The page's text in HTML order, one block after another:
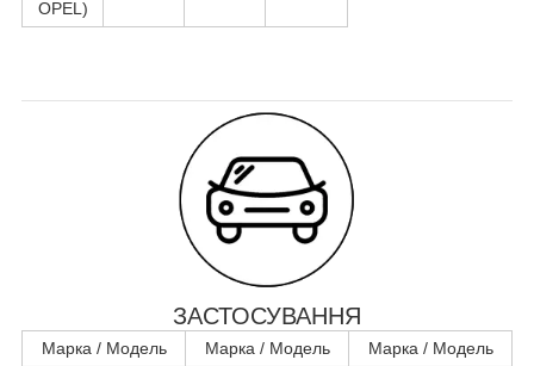
OPEL)
ЗАСТОСУВАННЯ
Марка / Модель Марка / Модель
Марка / Модель